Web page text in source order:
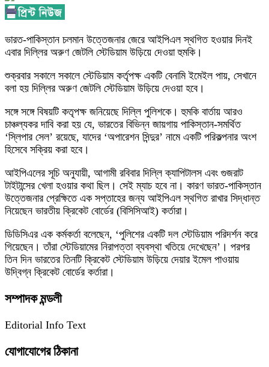
ভারত-পাকিস্তান চলমান উত্তেজনার জেরে আইপিএল স্থগিত হওয়ার দিনই
এবার দিল্লির অরুণ জেটলি স্টেডিয়াম উড়িয়ে দেওয়া হুমকি।
শুক্রবার সকালে সকালে স্টেডিয়াম কর্তৃপক্ষ একটি বেনামি ইমেইল পায়, সেখানে
বলা হয় দিল্লির অরুণ জেটলি স্টেডিয়াম উড়িয়ে দেওয়া হবে।
সঙ্গে সঙ্গে বিষয়টি কতৃপক্ষ জনিয়েছে দিল্লি পুলিশকে। হুমকি বার্তায় আরও
চাঞ্চল্যকর দাবি করা হয় যে, ভারতের বিভিন্ন জায়গায় পাকিস্তান-সমর্থিত
‘স্লিপার সেল’ রয়েছে, যাদের ‘অপারেশন সিন্দুর’ নামে একটি পরিকল্পনার অংশ
হিসেবে সক্রিয় করা হবে।
আইপিএলের সূচি অনুযায়ী, আগামী রবিবার দিল্লি ক্যাপিটালস এবং গুজরাট
টাইটান্সের খেলা হওয়ার কথা ছিল। সেই ম্যাচ হবে না। কারণ ভারত-পাকিস্তান
উত্তেজনার প্রেক্ষিতে এক সপ্তাহের জন্য আইপিএল স্থগিত রাখার সিদ্ধান্ত
নিয়েছেন ভারতীয় ক্রিকেট বোর্ডের (বিসিসিআই) কর্তারা।
ডিডিসিএর এক কর্মকর্তা বলেছেন, ‘পুলিশের একটি দল স্টেডিয়াম পরিদর্শন করে
গিয়েছেন। তাঁরা স্টেডিয়ামের নিরাপত্তা ব্যবস্থা খতিয়ে দেখেছেন’। পরপর
তিন দিন ভারতের তিনটি ক্রিকেট স্টেডিয়াম উড়িয়ে দেয়ার ইমেল পাওয়ায়
উদ্বিগ্ন ক্রিকেট বোর্ডের কর্তারা।
সম্পাদক মন্ডলী
Editorial Info Text
যোগাযোগের ঠিকানা